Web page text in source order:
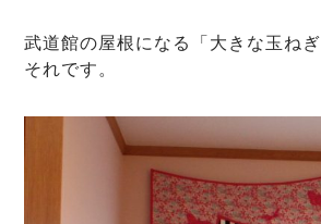
武道館の屋根になる「大きな玉ね
それです。